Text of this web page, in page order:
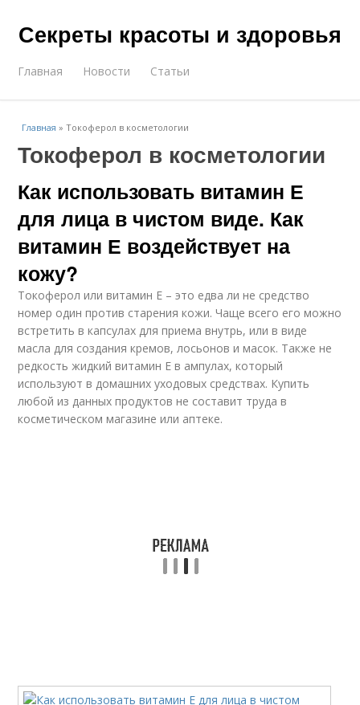
Секреты красоты и здоровья
Главная Новости Статьи
Главная »Токоферол в косметологии
Токоферол в косметологии
Как использовать витамин Е
для лица в чистом виде. Как
витамин Е воздействует на
кожу?
Токоферол или витамин Е – это едва ли не средство
номер один против старения кожи. Чаще всего его можно
встретить в капсулах для приема внутрь, или в виде
масла для создания кремов, лосьонов и масок. Также не
редкость жидкий витамин Е в ампулах, который
используют в домашних уходовых средствах. Купить
любой из данных продуктов не составит труда в
косметическом магазине или аптеке.